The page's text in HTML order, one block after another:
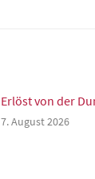
Erlöst von der
7. August 2026